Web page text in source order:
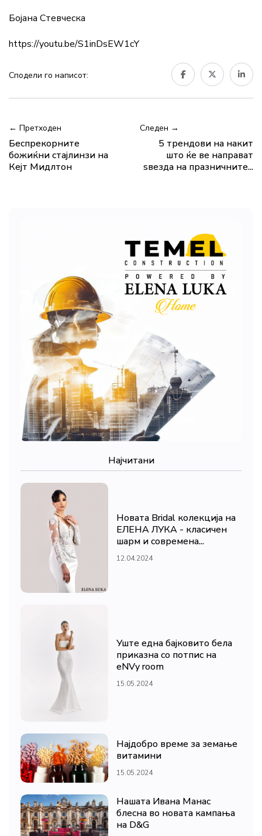
Бојана Стевческа
https://youtu.be/S1inDsEW1cY
Сподели го написот:
← Претходен
Беспрекорните
божиќни стајлинзи на
Кејт Мидлтон
Следен →
5 трендови на накит
што ќе ве направат
ѕвезда на празничните...
Најчитани
Новата Bridal колекција на
ЕЛЕНА ЛУКА - класичен
шарм и современа...
12.04.2024
Уште една бајковито бела
приказна со потпис на
eNVy room
15.05.2024
Најдобро време за земање
витамини
15.05.2024
Нашата Ивана Манас
блесна во новата кампања
на D&G